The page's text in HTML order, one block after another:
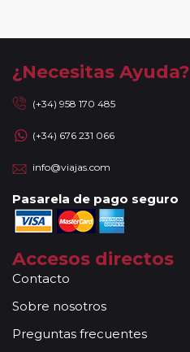
¿Necesitas Ayuda?
(+34) 958 170 485
(+34) 676 231 066
info@viajas.com
Pasarela de pago seguro
Accesos directos
Contacto
Sobre nosotros
Preguntas frecuentes